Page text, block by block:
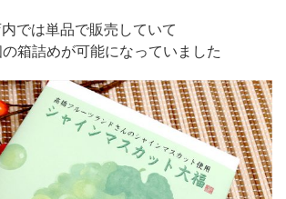
では単品で販売していて
箱詰めが可能になっていました